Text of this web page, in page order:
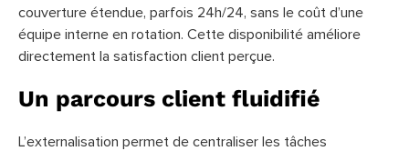
couverture étendue, parfois 24h/24, sans le coût d’une
équipe interne en rotation. Cette disponibilité améliore
directement la satisfaction client perçue.
Un parcours client fluidifié
L’externalisation permet de centraliser les tâches